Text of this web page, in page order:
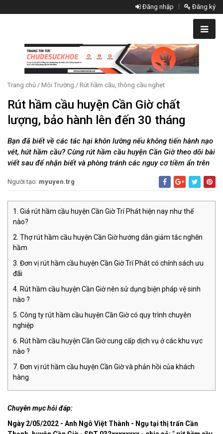
Đăng nhập Đăng ký
Trang chủ / Môi Trường / Rút hầm cầu, thông cầu nghẹt
Rút hầm cầu huyện Cần Giờ chất
lượng, bảo hành lên đến 30 tháng
Bạn đã biết về các tác hại khôn lường nếu không tiến hành nạo
vét, hút hầm cầu? Cùng rút hầm cầu huyện Cần Giờ theo dõi bài
viết sau để nhận biết và phòng tránh các nguy cơ tiềm ẩn trên
Người tạo: myuyen.trg
Giá rút hầm cầu huyện Cần Giờ Trí Phát hiện nay như thế
nào?
Thợ rút hầm cầu huyện Cần Giờ hướng dẫn giảm tắc nghẽn
hầm
Đơn vị rút hầm cầu huyện Cần Giờ Trí Phát có chính sách ưu
đãi
Rút hầm cầu huyện Cần Giờ nên sử dụng biện pháp vệ sinh
nào ?
Công ty rút hầm cầu huyện Cần Giờ có quy trình chuyên
nghiệp
Rút hầm cầu huyện Cần Giờ cung cấp dịch vụ ở các khu vực
nào ?
Đơn vị rút hầm cầu huyện Cần Giờ và phản hồi của khách
hàng
Chuyên mục hỏi đáp:
Ngày 2/05/2022 - Anh Ngô Việt Thành - Ngụ tại thị trấn Cần